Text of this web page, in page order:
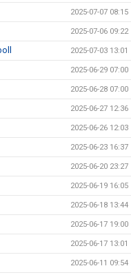
2025-07-07 08:15
2025-07-06 09:22
2025-07-03 13:01
2025-06-29 07:00
2025-06-28 07:00
2025-06-27 12:36
2025-06-26 12:03
2025-06-23 16:37
2025-06-20 23:27
2025-06-19 16:05
2025-06-18 13:44
2025-06-17 19:00
2025-06-17 13:01
2025-06-11 09:54